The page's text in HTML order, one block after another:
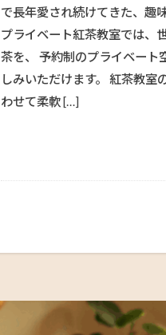
で長年愛され続けてきた、趣
プライベート紅茶教室では、
茶を、 予約制のプライベート
しみいただけます。 紅茶教室
わせて柔軟 […]